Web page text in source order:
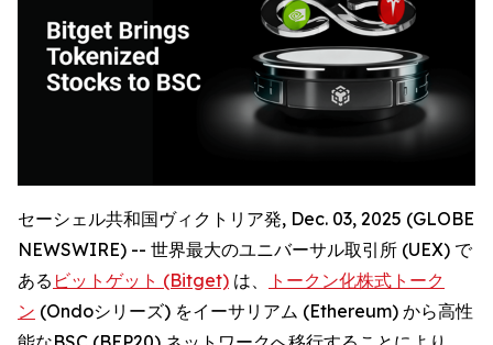
セーシェル共和国ヴィクトリア発, Dec. 03, 2025 (GLOBE
NEWSWIRE) -- 世界最大のユニバーサル取引所 (UEX) で
ある ビットゲット (Bitget) は、
トークン化株式トーク
ン (Ondoシリーズ) をイーサリアム (Ethereum) から高性